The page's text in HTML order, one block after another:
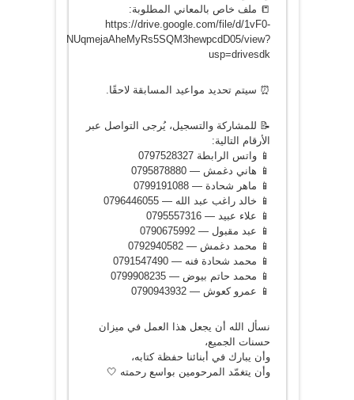
📒 ملف خاص بالمعاني المطلوبة:
https://drive.google.com/file/d/1vF0-
NUqmejaAheMyRs5SQM3hewpcdD05/view?
usp=drivesdk
⏰ سيتم تحديد مواعيد المسابقة لاحقًا.
📝 للمشاركة والتسجيل، يُرجى التواصل عبر
الأرقام التالية:
📱 واتس الرابطة 0797528327
📱 هاني دغمش — 0795878880
📱 ماهر شحادة — 0799191088
📱 خالد راغب عبد الله — 0796446055
📱 علاء عبيد — 0795557316
📱 عبد مقبول — 0790675992
📱 محمد دغمش — 0792940582
📱 محمد شحادة فنه — 0791547490
📱 محمد حاتم بيوض — 0799908235
📱 عمرو كعوش — 0790943932
نسأل الله أن يجعل هذا العمل في ميزان
حسنات الجميع،
وأن يبارك في أبنائنا حفظة كتابه،
وأن يتغمّد المرحومين بواسع رحمته 🤍